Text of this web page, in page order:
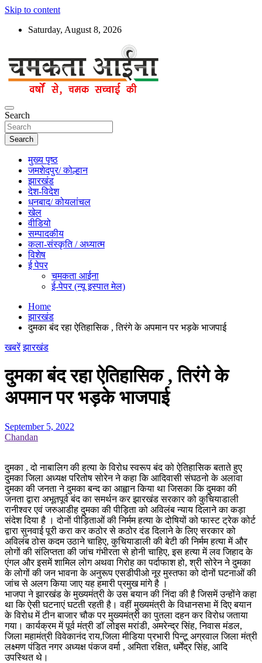
Skip to content
Saturday, August 8, 2026
Chamakta Aina
Hindi News Paper – Jharkhand
Search
Search
मुख्य पृष्ठ
जमशेदपुर/ कोल्हान
झारखंड
देश-विदेश
धनबाद/ कोयलांचल
खेल
वीडियो
सम्पादकीय
कला-संस्कृति / अध्यात्म
विशेष
ई पेपर
चमकता आईना
ई-पेपर (न्यू इस्पात मेल)
Home
झारखंड
दुमका बंद रहा ऐतिहासिक , तिरंगे के अपमान पर भड़के भाजपाई
खबरें झारखंड
दुमका बंद रहा ऐतिहासिक , तिरंगे के
अपमान पर भड़के भाजपाई
September 5, 2022
Chandan
दुमका , दो नाबालिग की हत्या के विरोध स्वरूप बंद को ऐतिहासिक बताते हुए
दुमका जिला अध्यक्ष परितोष सोरेन ने कहा कि आदिवासी संघठनो के अलावा
दुमका की जनता ने दुमका बन्द का आह्वान किया था जिसका कि दुमका की
जनता द्वारा अभूतपूर्व बंद का समर्थन कर झारखंड सरकार को कुचियाडाली
रानीश्वर एवं जरुआडीह दुमका की पीड़िता को अविलंब न्याय दिलाने का कड़ा
संदेश दिया है । दोनों पीड़िताओं की निर्मम हत्या के दोषियों को फास्ट ट्रेक कोर्ट
द्वारा सुनवाई पूरी करा कर कठोर से कठोर दंड दिलाने के लिए सरकार को
अविलंब ठोस कदम उठाने चाहिए, कुचियाडाली की बेटी की निर्मम हत्या में और
लोगों की संलिप्तता की जांच गंभीरता से होनी चाहिए, इस हत्या में लव जिहाद के
एंगल और इसमें शामिल लोग अथवा गिरोह का पर्दाफाश हो, श्री सोरेन ने दुमका
के लोगों की जन भावना के अनुरूप एसडीपीओ नूर मुस्तफा को दोनों घटनाओं की
जांच से अलग किया जाए यह हमारी प्रमुख मांगे है ।
भाजपा ने झारखंड के मुख्यमंत्री के उस बयान की निंदा की है जिसमें उन्होंने कहा
था कि ऐसी घटनाएं घटती रहती है। वहीं मुख्यमंत्री के विधानसभा में दिए बयान
के विरोध में टीन बाजार चौक पर मुख्यमंत्री का पुतला दहन कर विरोध जताया
गया। कार्यक्रम में पूर्व मंत्री डॉ लोइस मरांडी, अमरेन्द्र सिंह, निवास मंडल,
जिला महामंत्री विवेकानंद राय,जिला मीडिया प्रभारी पिन्टू अग्रवाल जिला मंत्री
लक्ष्मण पंडित नगर अध्यक्ष पंकज वर्मा , अमिता रक्षित, धर्मेंद्र सिंह, आदि
उपस्थित थे।